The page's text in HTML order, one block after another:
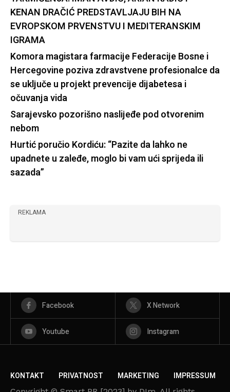
KENAN DRAČIĆ PREDSTAVLJAJU BIH NA
EVROPSKOM PRVENSTVU I MEDITERANSKIM
IGRAMA
Komora magistara farmacije Federacije Bosne i
Hercegovine poziva zdravstvene profesionalce da
se uključe u projekt prevencije dijabetesa i
očuvanja vida
Sarajevsko pozorišno naslijeđe pod otvorenim
nebom
Hurtić poručio Kordiću: “Pazite da lahko ne
upadnete u zaleđe, moglo bi vam ući sprijeda ili
sazada”
REKLAMA
Facebook X Network
Youtube Instagram
KONTAKT PRIVATNOST MARKETING IMPRESSUM